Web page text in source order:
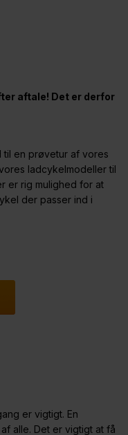
aftale! Det er derfor
en prøvetur af vores
ladcykelmodeller til
er rig mulighed for at
der passer ind i
er vigtigt. En
alle. Det er vigtigt at få